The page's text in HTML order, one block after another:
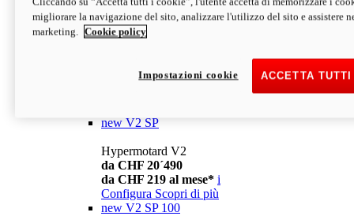
da CHF 13´990
Configura Scopri di più
newV2
da CHF 15´990
new V2 SP
Hypermotard V2
da CHF 20´490
da CHF 219 al mese* i
Configura Scopri di più
new V2 SP 100
migliorare la navigazione del sito, analizzare l'utilizzo del sito e assistere
marketing.
Cookie policy
ACCETTA
Impostazioni cookie